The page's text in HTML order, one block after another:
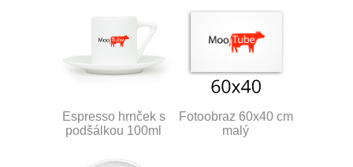
Espresso hrnček s
podšálkou 100ml
Fotoobraz 60x40 cm
malý